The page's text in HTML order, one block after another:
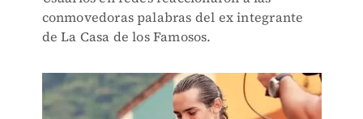
conmovedoras palabras del ex integrante
de La Casa de los Famosos.